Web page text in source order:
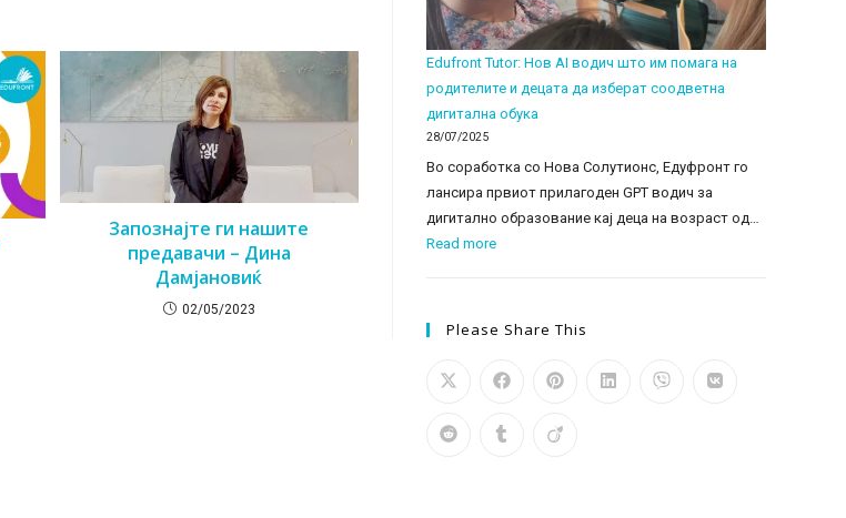
Запознајте ги нашите
предавачи – Дина
Дамјановиќ
02/05/2023
Септември
2025
Edufront Tutor: Нов AI водич што им помага на
родителите и децата да изберат соодветна
дигитална обука
28/07/2025
Во соработка со Нова Солутионс, Едуфронт го
лансира првиот прилагоден GPT водич за
дигитално образование кај деца на возраст од…
Read more:
Нов
водич
им
Please Share This